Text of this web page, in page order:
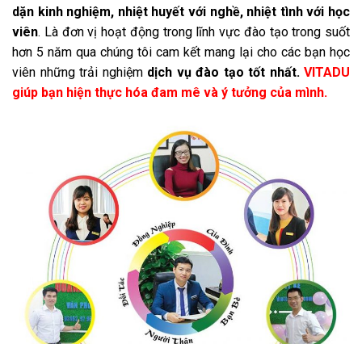
dặn kinh nghiệm, nhiệt huyết với nghề, nhiệt tình với học
viên. Là đơn vị hoạt động trong lĩnh vực đào tạo trong suốt
hơn 5 năm qua chúng tôi cam kết mang lại cho các bạn học
viên những trải nghiệm dịch vụ đào tạo tốt nhất. VITADU
giúp bạn hiện thực hóa đam mê và ý tưởng của mình.